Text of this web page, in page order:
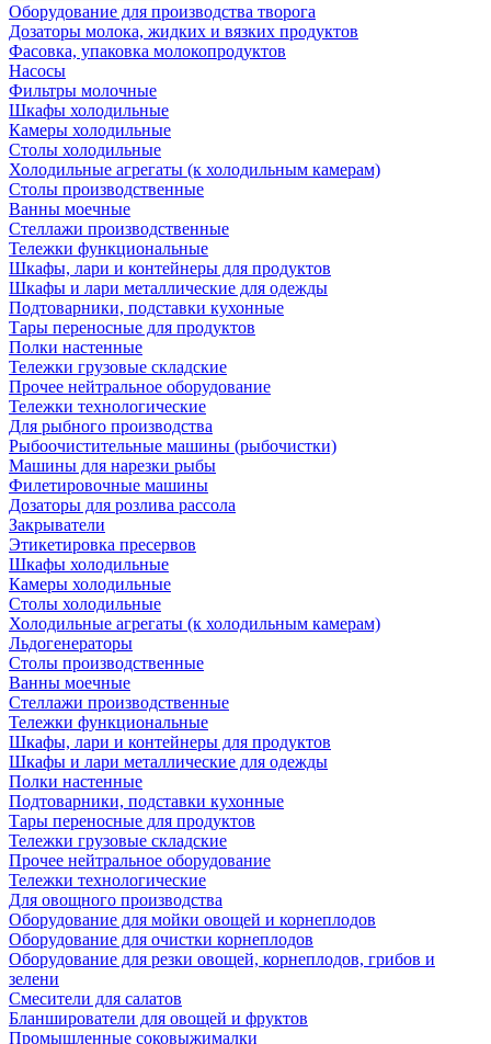
Оборудование для производства творога
Дозаторы молока, жидких и вязких продуктов
Фасовка, упаковка молокопродуктов
Насосы
Фильтры молочные
Шкафы холодильные
Камеры холодильные
Столы холодильные
Холодильные агрегаты (к холодильным камерам)
Столы производственные
Ванны моечные
Стеллажи производственные
Тележки функциональные
Шкафы, лари и контейнеры для продуктов
Шкафы и лари металлические для одежды
Подтоварники, подставки кухонные
Тары переносные для продуктов
Полки настенные
Тележки грузовые складские
Прочее нейтральное оборудование
Тележки технологические
Для рыбного производства
Рыбоочистительные машины (рыбочистки)
Машины для нарезки рыбы
Филетировочные машины
Дозаторы для розлива рассола
Закрыватели
Этикетировка пресервов
Шкафы холодильные
Камеры холодильные
Столы холодильные
Холодильные агрегаты (к холодильным камерам)
Льдогенераторы
Столы производственные
Ванны моечные
Стеллажи производственные
Тележки функциональные
Шкафы, лари и контейнеры для продуктов
Шкафы и лари металлические для одежды
Полки настенные
Подтоварники, подставки кухонные
Тары переносные для продуктов
Тележки грузовые складские
Прочее нейтральное оборудование
Тележки технологические
Для овощного производства
Оборудование для мойки овощей и корнеплодов
Оборудование для очистки корнеплодов
Оборудование для резки овощей, корнеплодов, грибов и
зелени
Смесители для салатов
Бланширователи для овощей и фруктов
Промышленные соковыжималки